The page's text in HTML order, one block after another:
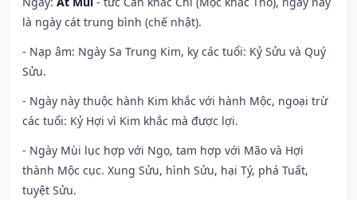
là ngày cát trung bình (chế nhật).
- Nạp âm: Ngày Sa Trung Kim, kỵ các tuổi: Kỷ Sửu và Quý
Sửu.
- Ngày này thuộc hành Kim khắc với hành Mộc, ngoại trừ
các tuổi: Kỷ Hợi vì Kim khắc mà được lợi.
- Ngày Mùi lục hợp với Ngọ, tam hợp với Mão và Hợi
thành Mộc cục. Xung Sửu, hình Sửu, hại Tý, phá Tuất,
tuyệt Sửu.